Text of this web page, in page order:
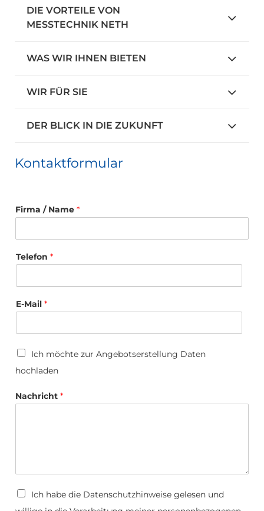
DIE VORTEILE VON
MESSTECHNIK NETH
WAS WIR IHNEN BIETEN
WIR FÜR SIE
DER BLICK IN DIE ZUKUNFT
Kontaktformular
Firma / Name *
Telefon *
E-Mail *
U
l
a
d
Ich möchte zur Angebotserstellung Daten
hochladen
-
-
a
i
Nachricht *
D
Ich habe die Datenschutzhinweise gelesen und